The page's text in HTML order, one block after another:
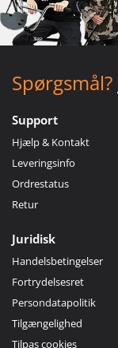
Spørgsmål?
Support
Hjælp & Kontakt
Leveringsinfo
Ordrestatus
Retur
Juridisk
Handelsbetingelser
Fortrydelsesret
Persondatapolitik
Tilgængelighed
Tilpas cookies